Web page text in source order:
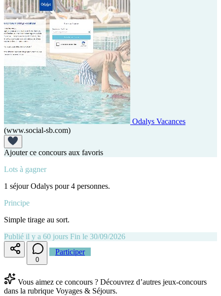
Odalys Vacances
(www.social-sb.com)
Ajouter ce concours aux favoris
Lots à gagner
1 séjour Odalys pour 4 personnes.
Principe
Simple tirage au sort.
Publié il y a 60 jours Fin le 30/09/2026
0
Participer
Vous aimez ce concours ? Découvrez d’autres jeux-concours
dans la rubrique Voyages & Séjours.